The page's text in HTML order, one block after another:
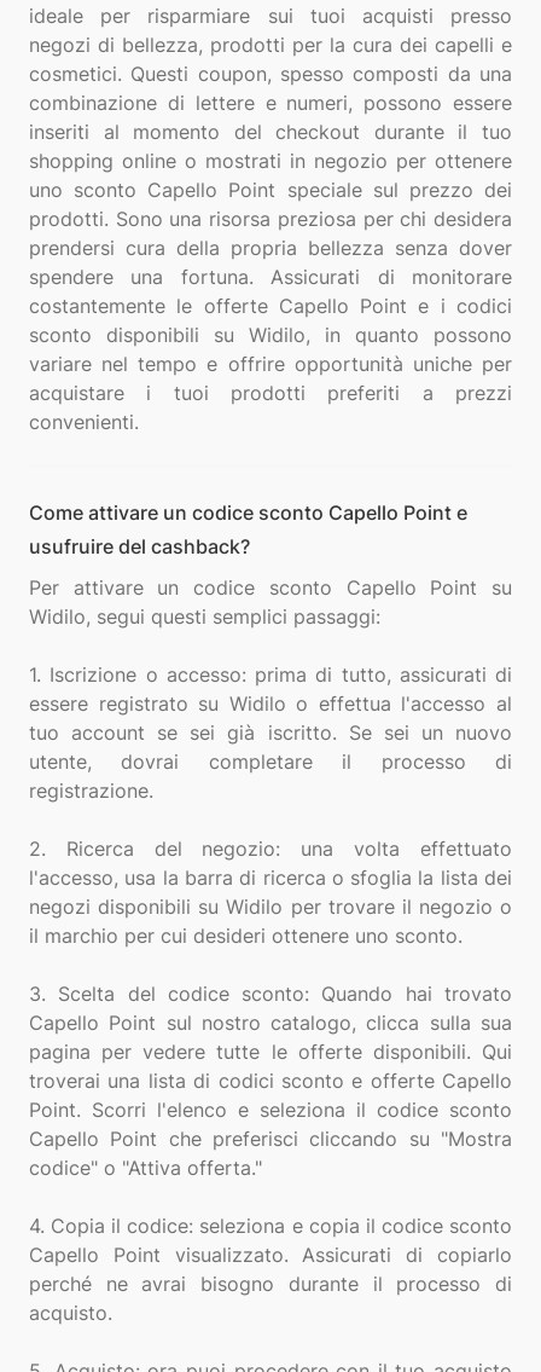
ideale per risparmiare sui tuoi acquisti presso
negozi di bellezza, prodotti per la cura dei capelli e
cosmetici. Questi coupon, spesso composti da una
combinazione di lettere e numeri, possono essere
inseriti al momento del checkout durante il tuo
shopping online o mostrati in negozio per ottenere
uno sconto Capello Point speciale sul prezzo dei
prodotti. Sono una risorsa preziosa per chi desidera
prendersi cura della propria bellezza senza dover
spendere una fortuna. Assicurati di monitorare
costantemente le offerte Capello Point e i codici
sconto disponibili su Widilo, in quanto possono
variare nel tempo e offrire opportunità uniche per
acquistare i tuoi prodotti preferiti a prezzi
Come attivare un codice sconto Capello Point e
usufruire del cashback?
Per attivare un codice sconto Capello Point su
Widilo, segui questi semplici passaggi:
1. Iscrizione o accesso: prima di tutto, assicurati di
essere registrato su Widilo o effettua l'accesso al
tuo account se sei già iscritto. Se sei un nuovo
utente, dovrai completare il processo di
registrazione.
2. Ricerca del negozio: una volta effettuato
l'accesso, usa la barra di ricerca o sfoglia la lista dei
negozi disponibili su Widilo per trovare il negozio o
il marchio per cui desideri ottenere uno sconto.
3. Scelta del codice sconto: Quando hai trovato
Capello Point sul nostro catalogo, clicca sulla sua
pagina per vedere tutte le offerte disponibili. Qui
troverai una lista di codici sconto e offerte Capello
Point. Scorri l'elenco e seleziona il codice sconto
Capello Point che preferisci cliccando su "Mostra
codice" o "Attiva offerta."
4. Copia il codice: seleziona e copia il codice sconto
Capello Point visualizzato. Assicurati di copiarlo
perché ne avrai bisogno durante il processo di
acquisto.